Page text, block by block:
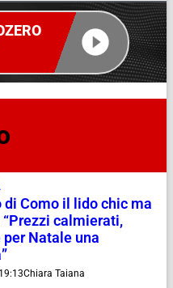
di Como il lido chic ma
calmierati,
per Natale una
Chiara Taiana